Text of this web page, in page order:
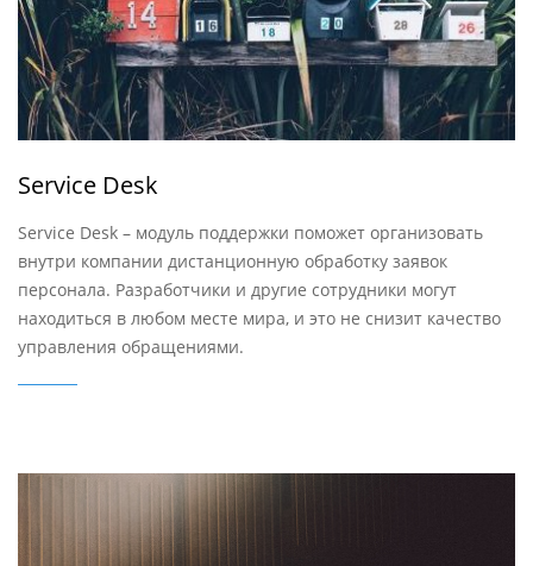
Service Desk
Service Desk – модуль поддержки поможет организовать
внутри компании дистанционную обработку заявок
персонала. Разработчики и другие сотрудники могут
находиться в любом месте мира, и это не снизит качество
управления обращениями.